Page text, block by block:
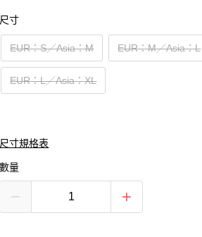
尺寸
EUR：S／Asia：M EUR：M／Asia：L
EUR：L／Asia：XL
尺寸規格表
數量